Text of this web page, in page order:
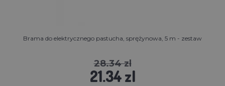
Brama do elektrycznego pastucha, sprężynowa, 5 m - zestaw
28.34 zl
21.34 zl